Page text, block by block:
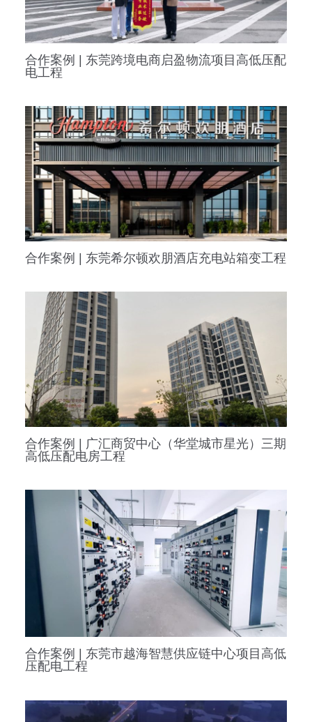
合作案例 | 东莞跨境电商启盈物流项目高低压配
电工程
合作案例 | 东莞希尔顿欢朋酒店充电站箱变工程
合作案例 | 广汇商贸中心（华堂城市星光）三期
高低压配电房工程
合作案例 | 东莞市越海智慧供应链中心项目高低
压配电工程